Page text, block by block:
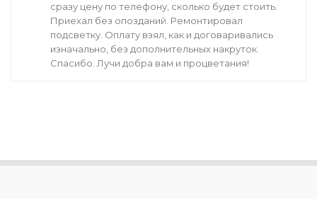
сразу цену по телефону, сколько будет стоить.
Приехал без опозданий. Ремонтировал
подсветку. Оплату взял, как и договаривались
изначально, без дополнительных накруток.
Спасибо. Лучи добра вам и процветания!